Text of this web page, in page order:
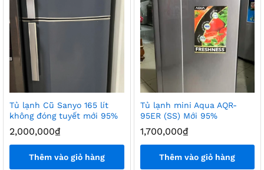
Tủ lạnh Cũ Sanyo 165 lít
không đóng tuyết mới 95%
2,000,000₫
Thêm vào giỏ hàng
Tủ lạnh mini Aqua AQR-
95ER (SS) Mới 95%
1,700,000₫
Thêm vào giỏ hàng